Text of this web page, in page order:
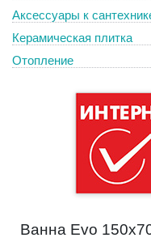
Аксессуары к
Керамическая плитка
Отопление
Ванна Evo